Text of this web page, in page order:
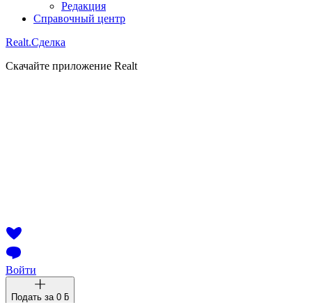
Редакция
Справочный центр
Realt.Сделка
Скачайте приложение Realt
Войти
Подать за 0 ƃ